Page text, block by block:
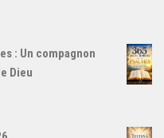
: Un compagnon
Dieu